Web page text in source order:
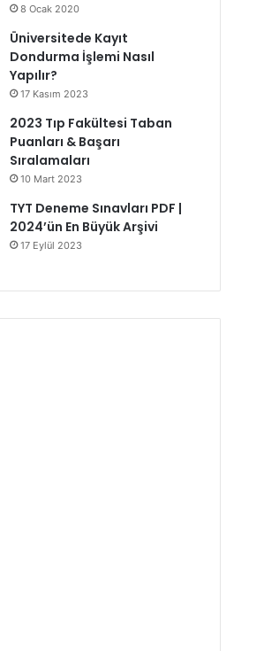
8 Ocak 2020
Üniversitede Kayıt
Dondurma İşlemi Nasıl
Yapılır?
17 Kasım 2023
2023 Tıp Fakültesi Taban
Puanları & Başarı
Sıralamaları
10 Mart 2023
TYT Deneme Sınavları PDF |
2024’ün En Büyük Arşivi
17 Eylül 2023